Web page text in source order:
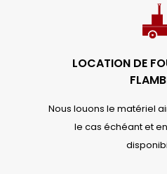
LOCATION DE
Nous louons le matériel
le cas échéant et